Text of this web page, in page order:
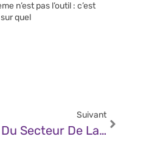
n’est pas l’outil : c’est
quel
Suivant
JDN – 2025 : L’année De La Transformation Du Secteur De La Billetterie